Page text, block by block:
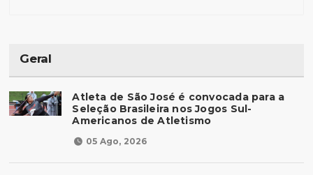
Geral
Atleta de São José é convocada para a
Seleção Brasileira nos Jogos Sul-
Americanos de Atletismo
05 Ago, 2026